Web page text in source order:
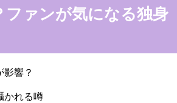
ァンが気になる独身
響？
かれる噂